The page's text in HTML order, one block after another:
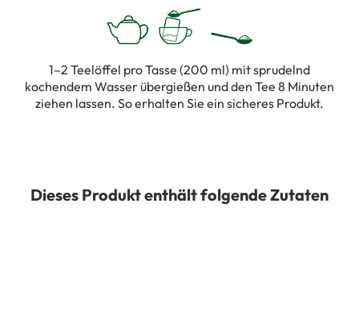
1–2 Teelöffel pro Tasse (200 ml) mit sprudelnd
kochendem Wasser übergießen und den Tee 8 Minuten
ziehen lassen. So erhalten Sie ein sicheres Produkt.
Dieses Produkt enthält folgende Zutaten